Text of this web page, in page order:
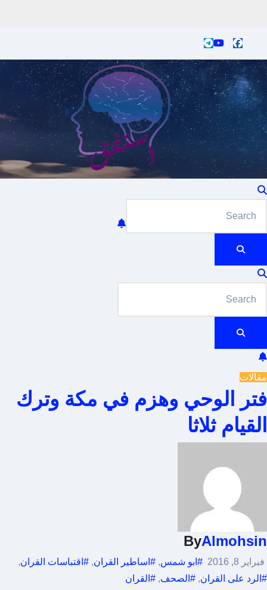
content
موقع استفق
مقالات
فتر الوحي وهزم في مكة وترك
القيام ثلاثا
ByAlmohsin
فبراير 8, 2016 #ابو شمس, #اساطير القران, #اقتباسات القران,
#الرد على القران, #الصحف, #القران